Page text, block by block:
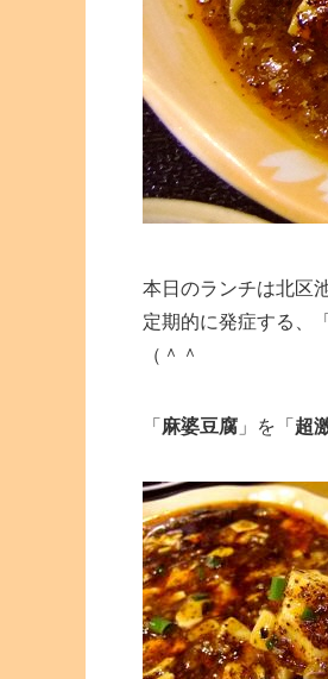
本日のランチは北区
定期的に発症する、「
（＾＾
「 麻婆豆腐 」を「 超